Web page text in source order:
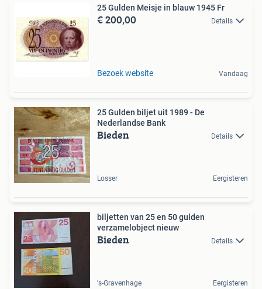
25 Gulden Meisje in blauw 1945 Fr
€ 200,00 Details
Bezoek website Vandaag
25 Gulden biljet uit 1989 - De
Nederlandse Bank
Bieden Details
Losser Eergisteren
biljetten van 25 en 50 gulden
verzamelobject nieuw
Bieden Details
's-Gravenhage Eergisteren